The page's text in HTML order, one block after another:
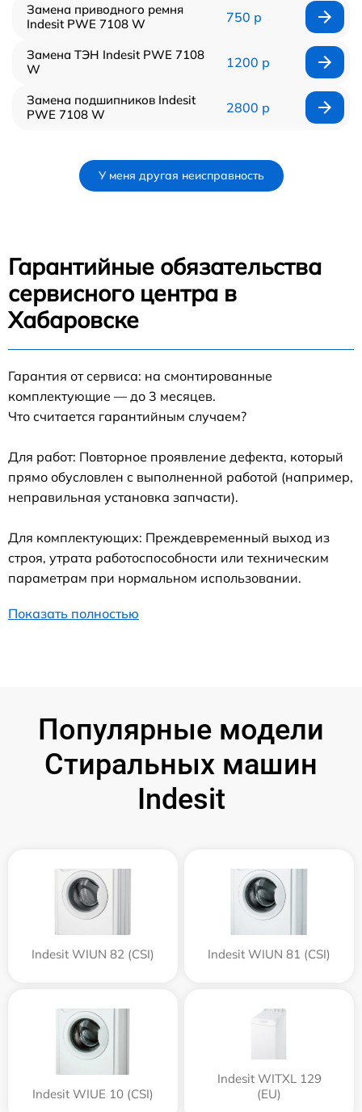
Замена приводного ремня
Indesit PWE 7108 W
750 р
Замена ТЭН Indesit PWE 7108
W
1200 р
Замена подшипников Indesit
PWE 7108 W
2800 р
У меня другая неисправность
Гарантийные обязательства
сервисного центра в
Хабаровске
Гарантия от сервиса: на смонтированные
комплектующие — до 3 месяцев.
Что считается гарантийным случаем?
Для работ: Повторное проявление дефекта, который
прямо обусловлен с выполненной работой (например,
неправильная установка запчасти).
Для комплектующих: Преждевременный выход из
строя, утрата работоспособности или техническим
параметрам при нормальном использовании.
Показать полностью
Популярные модели
Стиральных машин
Indesit
Indesit WIUN 82 (CSI) Indesit WIUN 81 (CSI)
Indesit WIUE 10 (CSI)
Indesit WITXL 129
(EU)